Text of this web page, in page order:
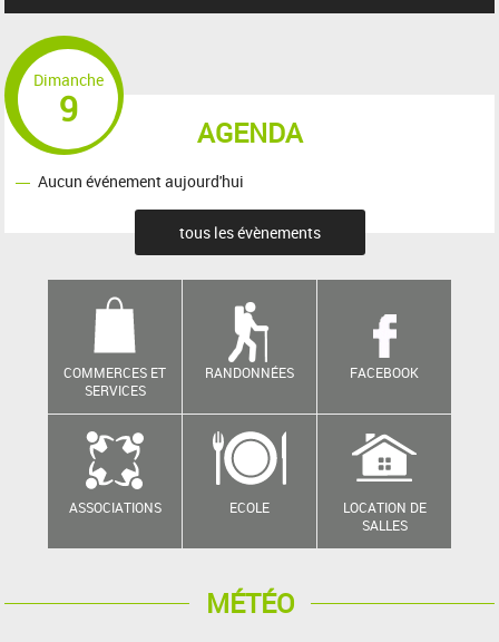
AGENDA
Dimanche
9
Aucun événement aujourd'hui
tous les évènements
COMMERCES ET
SERVICES
RANDONNÉES FACEBOOK
ASSOCIATIONS ECOLE
LOCATION DE
SALLES
MÉTÉO